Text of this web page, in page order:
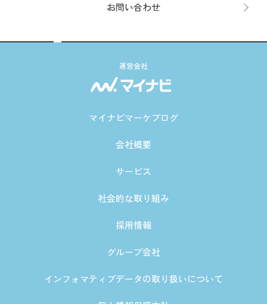
お問い合わせ
運営会社
マイナビマーケブログ
会社概要
サービス
社会的な取り組み
採用情報
グループ会社
インフォマティブデータの取り扱いについて